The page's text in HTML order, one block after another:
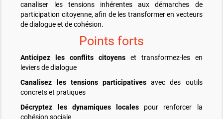
canaliser les tensions inhérentes aux démarches de
participation citoyenne, afin de les transformer en vecteurs
de dialogue et de cohésion.
Points forts
Anticipez les conflits citoyens et transformez-les en
leviers de dialogue
Canalisez les tensions participativesavec des outils
concrets et pratiques
Décryptez les dynamiques locales pour renforcer la
cohésion sociale